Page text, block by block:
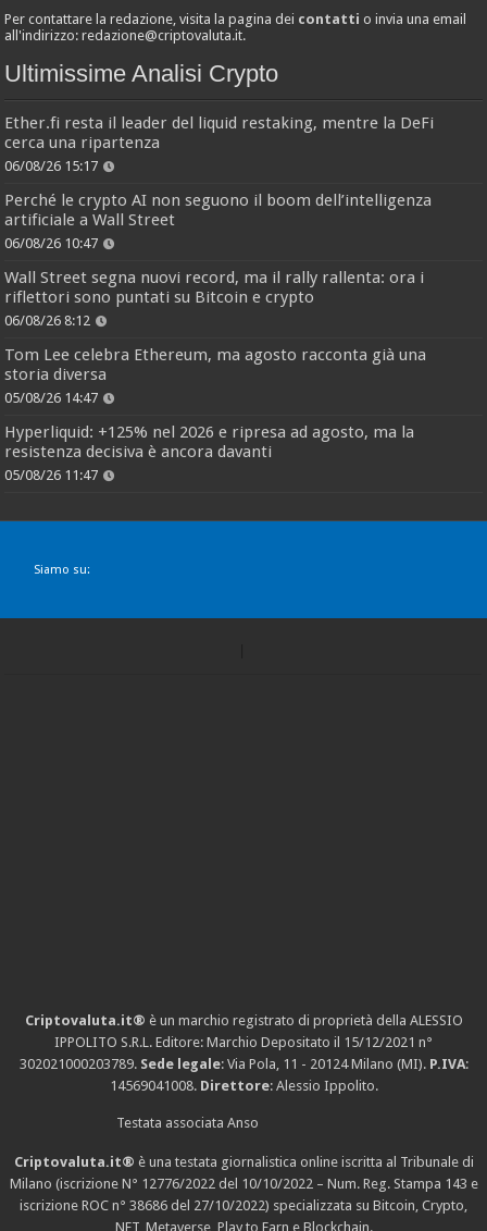
Per contattare la redazione, visita la pagina dei contatti o invia una email
all'indirizzo:redazione@criptovaluta.it.
Ultimissime Analisi Crypto
Ether.fi resta il leader del liquid restaking, mentre la DeFi
cerca una ripartenza
06/08/26 15:17
Perché le crypto AI non seguono il boom dell’intelligenza
artificiale a Wall Street
06/08/26 10:47
Wall Street segna nuovi record, ma il rally rallenta: ora i
riflettori sono puntati su Bitcoin e crypto
06/08/26 8:12
Tom Lee celebra Ethereum, ma agosto racconta già una
storia diversa
05/08/26 14:47
Hyperliquid: +125% nel 2026 e ripresa ad agosto, ma la
resistenza decisiva è ancora davanti
05/08/26 11:47
Siamo su:
Criptovaluta.it® è un marchio registrato di proprietà della ALESSIO
IPPOLITO S.R.L. Editore: Marchio Depositato il 15/12/2021 n°
302021000203789. Sede legale: Via Pola, 11 - 20124 Milano (MI). P.IVA:
14569041008. Direttore: Alessio Ippolito.
Testata associata Anso
Criptovaluta.it® è una testata giornalistica online iscritta al Tribunale di
Milano (iscrizione N° 12776/2022 del 10/10/2022 – Num. Reg. Stampa 143 e
iscrizione ROC n° 38686 del 27/10/2022) specializzata su Bitcoin, Crypto,
NFT, Metaverse, Play to Earn e Blockchain.